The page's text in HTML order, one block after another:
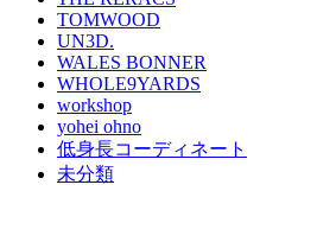
TOMWOOD
UN3D.
WALES BONNER
WHOLE9YARDS
workshop
yohei ohno
低身長コーディネート
未分類